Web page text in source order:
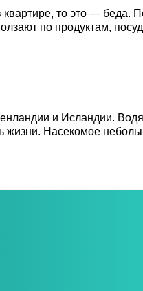
то это — беда.
по продуктам,
и Исландии.
жизни. Насекомое